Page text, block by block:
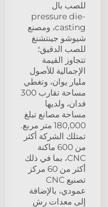
للصب بال
pressure die-
casting، ومصنع
شيوشو جينتشنغ
للصب الدقيق؛
تتجاوز القيمة
الإجمالية للأصول
مليار يوان، وتغطي
مساحة تقارب 300
فدان، ولديها
مساحة مصانع تبلغ
180,000 متر مربع.
تمتلك الشركة أكثر
من 600 ماكنة
CNC، بما في ذلك
أكثر من 60 مركز
تصنيع CNC
عمودي، بالإضافة
إلى معدات رش